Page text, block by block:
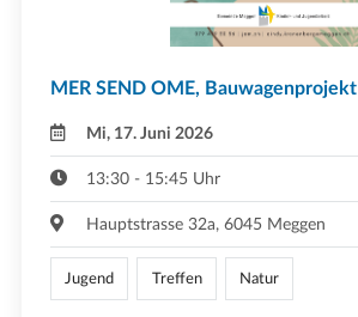
MER SEND OME, Bauwagenprojekt
Mi, 17. Juni 2026
13:30 - 15:45 Uhr
Hauptstrasse 32a, 6045 Meggen
Jugend Treffen Natur